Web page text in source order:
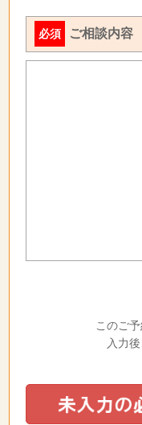
必須 ご相談内容
このご
入力